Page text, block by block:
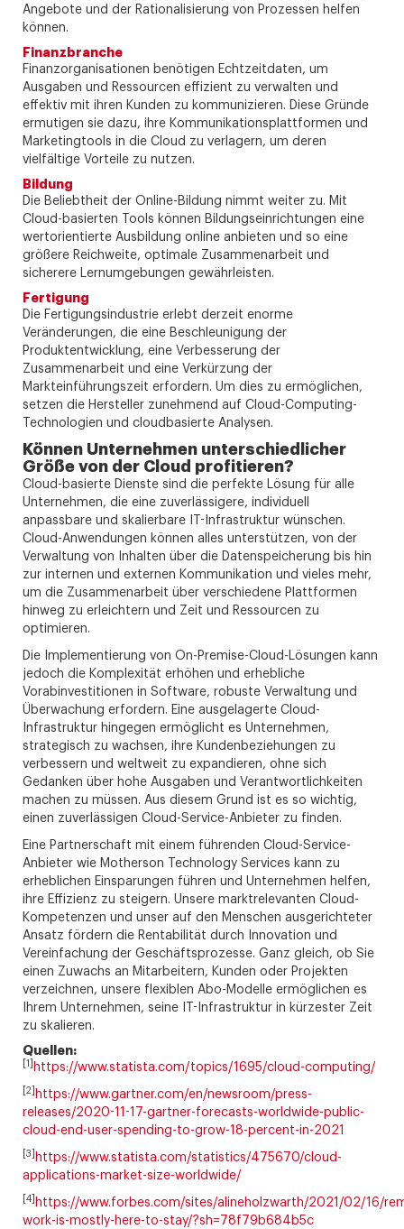
Angebote und der Rationalisierung von Prozessen helfen
können.
Finanzbranche
Finanzorganisationen benötigen Echtzeitdaten, um
Ausgaben und Ressourcen effizient zu verwalten und
effektiv mit ihren Kunden zu kommunizieren. Diese Gründe
ermutigen sie dazu, ihre Kommunikationsplattformen und
Marketingtools in die Cloud zu verlagern, um deren
vielfältige Vorteile zu nutzen.
Bildung
Die Beliebtheit der Online-Bildung nimmt weiter zu. Mit
Cloud-basierten Tools können Bildungseinrichtungen eine
wertorientierte Ausbildung online anbieten und so eine
größere Reichweite, optimale Zusammenarbeit und
sicherere Lernumgebungen gewährleisten.
Fertigung
Die Fertigungsindustrie erlebt derzeit enorme
Veränderungen, die eine Beschleunigung der
Produktentwicklung, eine Verbesserung der
Zusammenarbeit und eine Verkürzung der
Markteinführungszeit erfordern. Um dies zu ermöglichen,
setzen die Hersteller zunehmend auf Cloud-Computing-
Technologien und cloudbasierte Analysen.
Können Unternehmen unterschiedlicher
Größe von der Cloud profitieren?
Cloud-basierte Dienste sind die perfekte Lösung für alle
Unternehmen, die eine zuverlässigere, individuell
anpassbare und skalierbare IT-Infrastruktur wünschen.
Cloud-Anwendungen können alles unterstützen, von der
Verwaltung von Inhalten über die Datenspeicherung bis hin
zur internen und externen Kommunikation und vieles mehr,
um die Zusammenarbeit über verschiedene Plattformen
hinweg zu erleichtern und Zeit und Ressourcen zu
optimieren.
Die Implementierung von On-Premise-Cloud-Lösungen kann
jedoch die Komplexität erhöhen und erhebliche
Vorabinvestitionen in Software, robuste Verwaltung und
Überwachung erfordern. Eine ausgelagerte Cloud-
Infrastruktur hingegen ermöglicht es Unternehmen,
strategisch zu wachsen, ihre Kundenbeziehungen zu
verbessern und weltweit zu expandieren, ohne sich
Gedanken über hohe Ausgaben und Verantwortlichkeiten
machen zu müssen. Aus diesem Grund ist es so wichtig,
einen zuverlässigen Cloud-Service-Anbieter zu finden.
Eine Partnerschaft mit einem führenden Cloud-Service-
Anbieter wie Motherson Technology Services kann zu
erheblichen Einsparungen führen und Unternehmen helfen,
ihre Effizienz zu steigern. Unsere marktrelevanten Cloud-
Kompetenzen und unser auf den Menschen ausgerichteter
Ansatz fördern die Rentabilität durch Innovation und
Vereinfachung der Geschäftsprozesse. Ganz gleich, ob Sie
einen Zuwachs an Mitarbeitern, Kunden oder Projekten
verzeichnen, unsere flexiblen Abo-Modelle ermöglichen es
Ihrem Unternehmen, seine IT-Infrastruktur in kürzester Zeit
zu skalieren.
Quellen:
[1] https://www.statista.com/topics/1695/cloud-computing/
[2]
https://www.gartner.com/en/newsroom/press-
releases/2020-11-17-gartner-forecasts-worldwide-public-
cloud-end-user-spending-to-grow-18-percent-in-2021
[3]
https://www.statista.com/statistics/475670/cloud-
applications-market-size-worldwide/
[4] https://www.forbes.com/sites/alineholzwarth/2021/02/16/
work-is-mostly-here-to-stay/?sh=78f79b684b5c